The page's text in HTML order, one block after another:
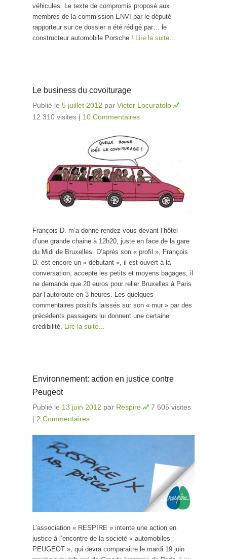
véhicules. Le texte de compromis proposé aux
membres de la commission ENVI par le député
rapporteur sur ce dossier a été rédigé par… le
constructeur automobile Porsche ! Lire la suite…
Le business du covoiturage
Publié le 5 juillet 2012 par Victor Locuratolo
12 310 visites | 10 Commentaires
François D. m’a donné rendez-vous devant l’hôtel
d’une grande chaine à 12h20, juste en face de la gare
du Midi de Bruxelles. D’après son « profil », François
D. est encore un « débutant », il est ouvert à la
conversation, accepte les petits et moyens bagages, il
ne demande que 20 euros pour relier Bruxelles à Paris
par l’autoroute en 3 heures. Les quelques
commentaires positifs laissés sur son « mur » par des
précédents passagers lui donnent une certaine
crédibilité.
Lire la suite…
Environnement: action en justice contre
Peugeot
Publié le 13 juin 2012 par Respire
7 605 visites
| 2 Commentaires
L’association « RESPIRE » intente une action en
justice à l’encontre de la société « automobiles
PEUGEOT », qui devra comparaitre le mardi 19 juin